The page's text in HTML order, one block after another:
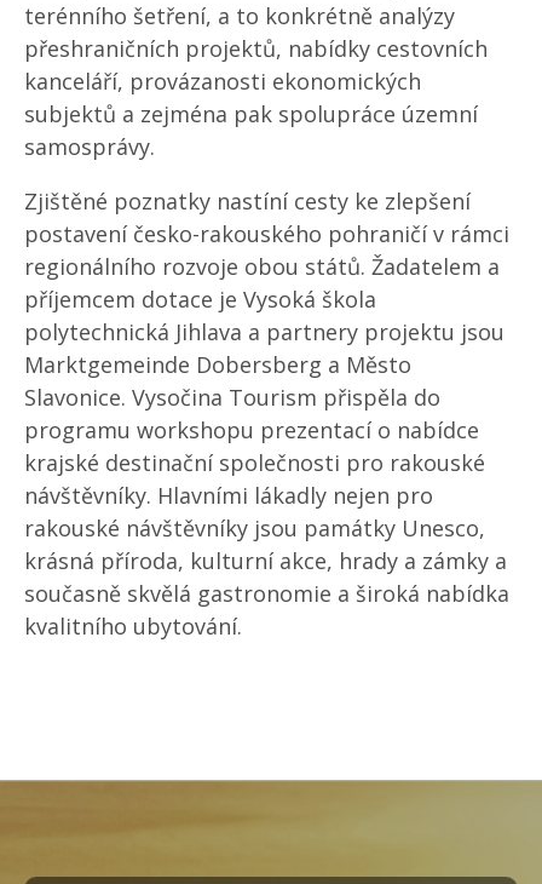
terénního šetření, a to konkrétně analýzy
přeshraničních projektů, nabídky cestovních
kanceláří, provázanosti ekonomických
subjektů a zejména pak spolupráce územní
samosprávy.
Zjištěné poznatky nastíní cesty ke zlepšení
postavení česko-rakouského pohraničí v rámci
regionálního rozvoje obou států. Žadatelem a
příjemcem dotace je Vysoká škola
polytechnická Jihlava a partnery projektu jsou
Marktgemeinde Dobersberg a Město
Slavonice. Vysočina Tourism přispěla do
programu workshopu prezentací o nabídce
krajské destinační společnosti pro rakouské
návštěvníky. Hlavními lákadly nejen pro
rakouské návštěvníky jsou památky Unesco,
krásná příroda, kulturní akce, hrady a zámky a
současně skvělá gastronomie a široká nabídka
kvalitního ubytování.